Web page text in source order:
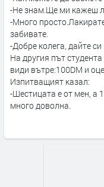
-Не знам.Ще ми кажеш
-Много
забивате.
-Добре колега, дайте си
На другия път
види вътре:100DM и
Изпитващият казал:
-Шестицата е от мен, а
много доволна.